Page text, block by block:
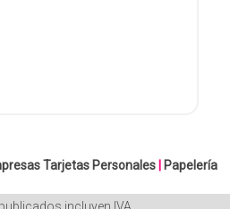
Tarjetas Personales| Papelería
incluyen IVA